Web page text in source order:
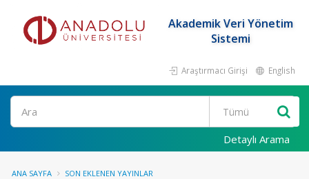
Akademik Veri Yönetim
Sistemi
Araştırmacı Girişi English
Ara
Detaylı Arama
ANA SAYFA SON EKLENEN YAYINLAR